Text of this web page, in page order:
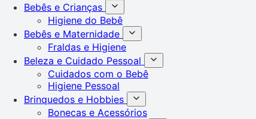
Bebês e Crianças
Higiene do Bebê
Bebês e Maternidade
Fraldas e Higiene
Beleza e Cuidado Pessoal
Cuidados com o Bebê
Higiene Pessoal
Brinquedos e Hobbies
Bonecas e Acessórios